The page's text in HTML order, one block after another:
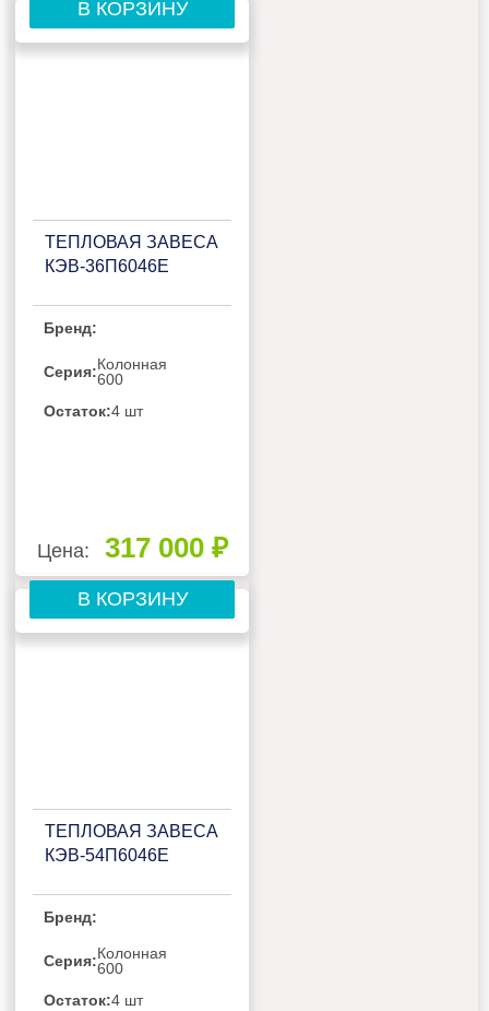
В КОРЗИНУ
ТЕПЛОВАЯ ЗАВЕСА
КЭВ-36П6046Е
Бренд:
Серия:Колонная
600
Остаток:4 шт
Цена: 317 000 ₽
В КОРЗИНУ
ТЕПЛОВАЯ ЗАВЕСА
КЭВ-54П6046Е
Бренд:
Серия:Колонная
600
Остаток:4 шт